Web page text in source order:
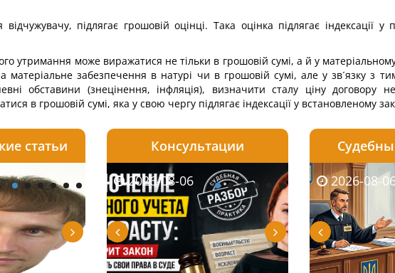
підлягає грошовій оцінці. Така оцінка підлягає індексації у
утримання може виражатися не тільки в грошовій сумі, а й у
матеріальне забезпечення в натурі чи в грошовій сумі, але у зв´язку з
обставини (знецінення, інфляція), визначити сталу ціну договору
в грошовій сумі, яка у свою чергу підлягає індексації у встановленому
2026-08-06 2026-08-05
статьи
2026-08-04 2026-08-03
Консультации
2026-08-06 2026-08-06
2026-07-30 2026-08-